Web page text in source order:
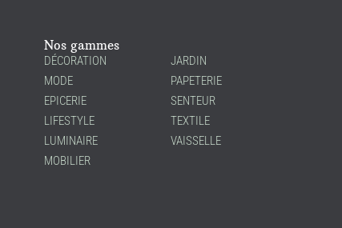
Nos gammes
DÉCORATION
MODE
EPICERIE
LIFESTYLE
LUMINAIRE
MOBILIER
JARDIN
PAPETERIE
SENTEUR
TEXTILE
VAISSELLE